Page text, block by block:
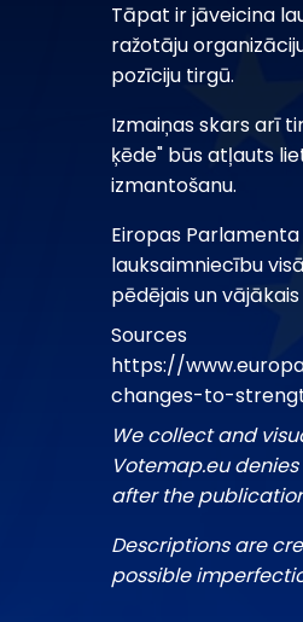
Tāpat ir jāveicina
ražotāju
pozīciju tirgū.
Izmaiņas skars arī
ķēde" būs atļauts
izmantošanu.
Eiropas
lauksaimniecību
pēdējais un
Sources
https://
changes-to-
We collect and
Votemap.eu
after the
Descriptions are
possible